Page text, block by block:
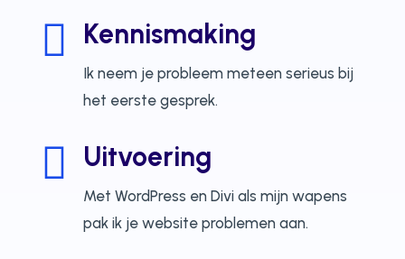
 Kennismaking
Ik neem je probleem meteen serieus bij
het eerste gesprek.
 Uitvoering
Met WordPress en Divi als mijn wapens
pak ik je website problemen aan.